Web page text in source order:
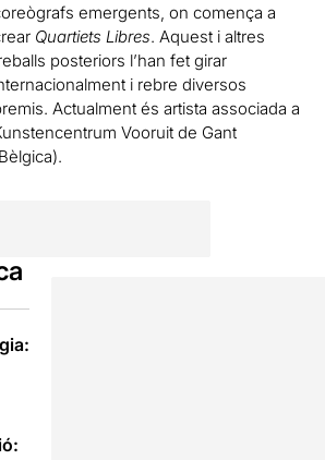
emergents, on comença a
Quartiets Libres. Aquest i altres
posteriors l’han fet girar
i rebre diversos
Actualment és artista associada a
Vooruit de Gant